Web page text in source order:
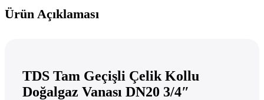
Ürün Açıklaması
TDS Tam Geçişli Çelik Kollu
Doğalgaz Vanası DN20 3/4″